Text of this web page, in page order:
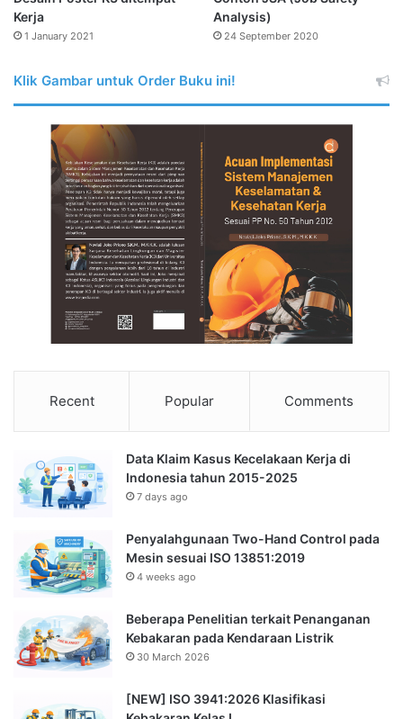
Kerja
1 January 2021
Analysis)
24 September 2020
Klik Gambar untuk Order Buku ini!
Recent Popular Comments
Data Klaim Kasus Kecelakaan Kerja di
Indonesia tahun 2015-2025
7 days ago
Penyalahgunaan Two-Hand Control pada
Mesin sesuai ISO 13851:2019
4 weeks ago
Beberapa Penelitian terkait Penanganan
Kebakaran pada Kendaraan Listrik
30 March 2026
[NEW] ISO 3941:2026 Klasifikasi